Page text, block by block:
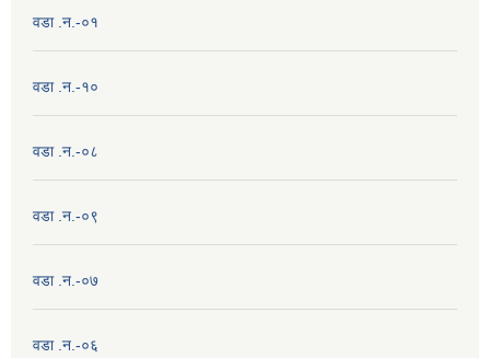
वडा .न.-०१
वडा .न.-१०
वडा .न.-०८
वडा .न.-०९
वडा .न.-०७
वडा .न.-०६